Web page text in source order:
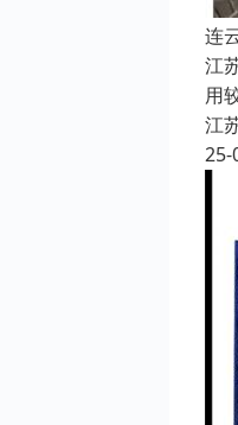
连
江
用
江
25-